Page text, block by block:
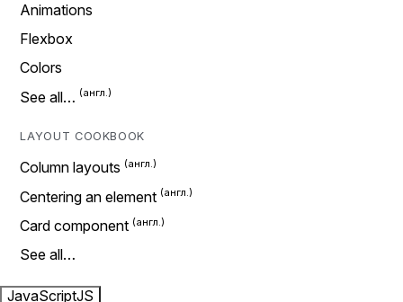
Animations
Flexbox
Colors
See all…
LAYOUT COOKBOOK
Column layouts
Centering an element
Card component
See all…
JavaScriptJS